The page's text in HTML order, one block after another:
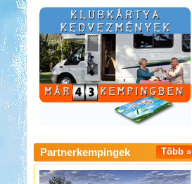
Több »
Partnerkempingek
Castrum Gyógykemping és
Panzió, Hévíz
Gyógyfürdő Kemping